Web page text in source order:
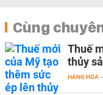
Cùng
Thuế
thủy
HÀNG HÓA -